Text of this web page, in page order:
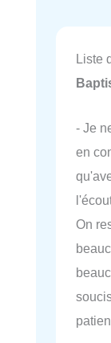
Liste
- Je
en
On